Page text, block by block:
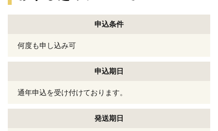
申込条件
何度も申し込み可
申込期日
通年申込を受け付けております。
発送期日